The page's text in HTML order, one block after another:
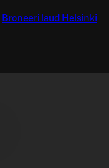
Broneeri laud Helsinki